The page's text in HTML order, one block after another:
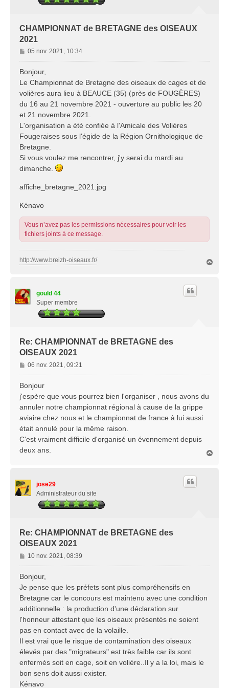
CHAMPIONNAT de BRETAGNE des OISEAUX
2021
M
e
s
g
e
05 nov. 2021, 10:34
Bonjour,
Le Championnat de Bretagne des oiseaux de cages et de
volières aura lieu à BEAUCE (35) (près de FOUGÈRES)
du 16 au 21 novembre 2021 - ouverture au public les 20
et 21 novembre 2021.
L'organisation a été confiée à l'Amicale des Volières
Fougeraises sous l'égide de la Région Ornithologique de
Bretagne.
Si vous voulez me rencontrer, j'y serai du mardi au
dimanche.
affiche_bretagne_2021.jpg
Kénavo
Vous n’avez pas les permissions nécessaires pour voir les
fichiers joints à ce message.
http://www.breizh-oiseaux.fr/
gould 44
Super membre
Re: CHAMPIONNAT de BRETAGNE des
OISEAUX 2021
M
e
s
g
e
06 nov. 2021, 09:21
Bonjour
j'espère que vous pourrez bien l'organiser , nous avons du
annuler notre championnat régional à cause de la grippe
aviaire chez nous et le championnat de france à lui aussi
était annulé pour la même raison.
C'est vraiment difficile d'organisé un évennement depuis
deux ans.
jose29
Administrateur du site
Re: CHAMPIONNAT de BRETAGNE des
OISEAUX 2021
M
e
s
g
e
10 nov. 2021, 08:39
Bonjour,
Je pense que les préfets sont plus compréhensifs en
Bretagne car le concours est maintenu avec une condition
additionnelle : la production d'une déclaration sur
l'honneur attestant que les oiseaux présentés ne soient
pas en contact avec de la volaille.
Il est vrai que le risque de contamination des oiseaux
élevés par des "migrateurs" est très faible car ils sont
enfermés soit en cage, soit en volière..Il y a la loi, mais le
bon sens doit aussi exister.
Kénavo